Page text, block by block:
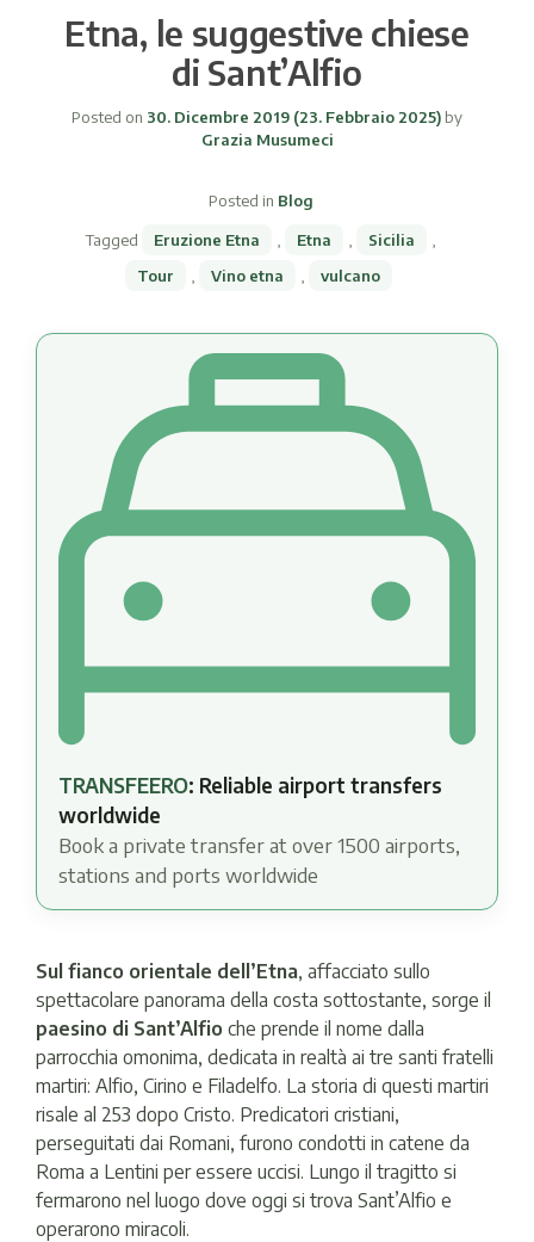
Etna, le suggestive chiese
di Sant’Alfio
Posted on 30. Dicembre 2019 (23. Febbraio 2025) by
Grazia Musumeci
Posted in Blog
Tagged Eruzione Etna Etna Sicilia
Tour
Vino etna vulcano
TRANSFEERO: Reliable airport transfers
worldwide
Book a private transfer at over 1500 airports,
stations and ports worldwide
Sul fianco orientale dell’Etna, affacciato sullo
spettacolare panorama della costa sottostante, sorge il
paesino di Sant’Alfio che prende il nome dalla
parrocchia omonima, dedicata in realtà ai tre santi fratelli
martiri: Alfio, Cirino e Filadelfo. La storia di questi martiri
risale al 253 dopo Cristo. Predicatori cristiani,
perseguitati dai Romani, furono condotti in catene da
Roma a Lentini per essere uccisi. Lungo il tragitto si
fermarono nel luogo dove oggi si trova Sant’Alfio e
operarono miracoli.